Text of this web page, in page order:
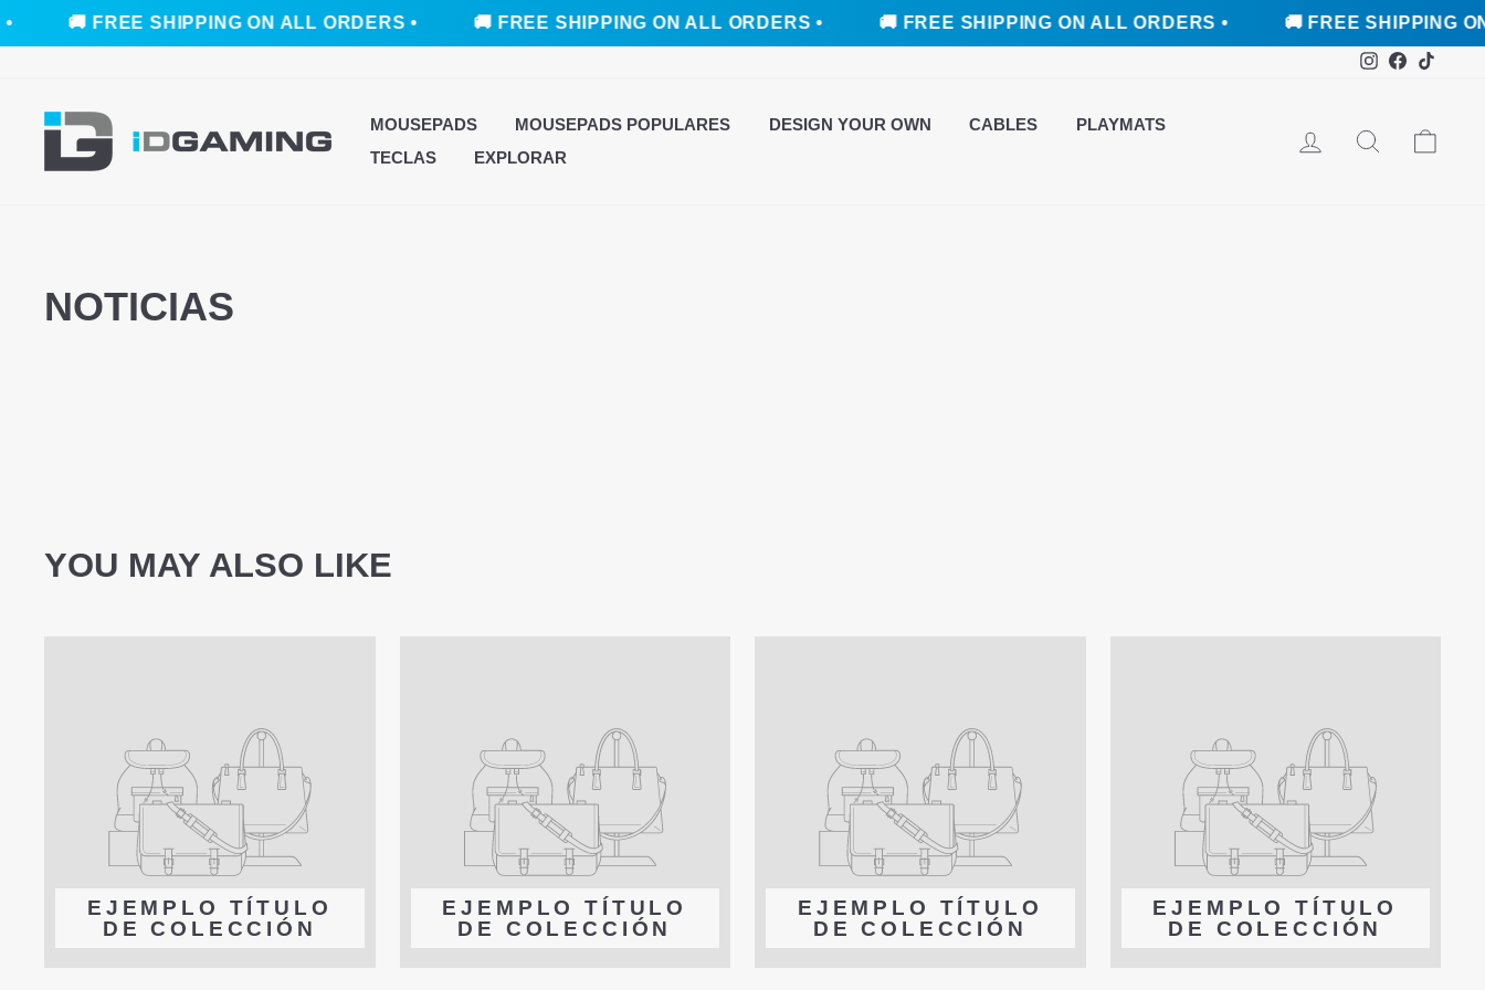
🚚 FREE SHIPPING ON ALL ORDERS • 🚚 FREE SHIPPING ON ALL ORDERS • 🚚 FREE SHIPPING ON ALL ORDERS • 🚚 FREE SHIPPING ON
contenido
Instagram
MOUSEPADS MOUSEPADS POPULARES DESIGN YOUR OWN CABLES
PLAYMATS
TECLAS
EXPLORAR
INGRESARBUSCAR
NOTICIAS
YOU MAY ALSO LIKE
EJEMPLO TÍTULO
DE COLECCIÓN
EJEMPLO TÍTULO
DE COLECCIÓN
EJEMPLO TÍTULO
DE COLECCIÓN
EJEMPLO TÍTULO
DE COLECCIÓN